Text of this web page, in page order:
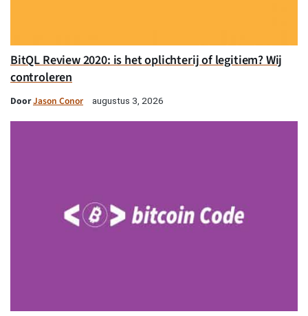
BitQL Review 2020: is het oplichterij of legitiem? Wij
controleren
DoorJason Conor augustus 3, 2026